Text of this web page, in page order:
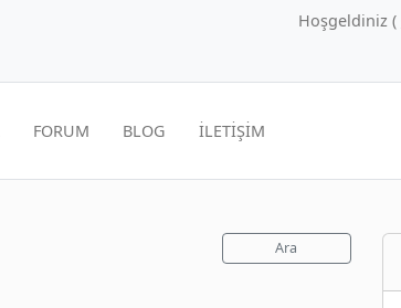
Hoşgeldiniz (
FORUM BLOG İLETİŞİM
Ara